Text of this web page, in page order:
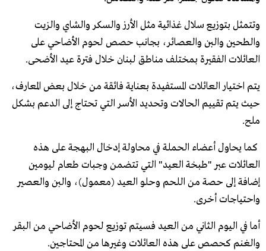
وتتمثل بتوزيع سلال غذائية مثل الأرز والسكر والشاي والزيت
والطحين والبن والعصائر، بجانب حصص لحوم الأضاحي على
العائلات الفقيرة بمختلف مناطق لبنان خلال فترة عيد الأضحى.
يتم اختيار العائلات المستفيدة بعناية فائقة من خلال بعض المعارف،
حيث يتم تقييم الحالات وتحديد الأسر التي تحتاج إلى الدعم بشكل
ملح.
كما يحاول أعضاء الحملة في محاولة إدخال البهجة على هذه
العائلات عبر "طبخة العيد" التي تتضمن وجبات طعام ليومين
إضافة إلى حصة من اللحم وحلو العيد (معمول)، والبن والعصير
واحتياجات أخرى.
أما في اليوم الثاني من العيد فسيتم توزيع لحوم الأضاحي من البقر
والغنم كحصص على هذه العائلات وغيرها من المحتاجين.